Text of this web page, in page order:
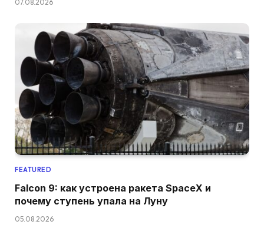
07.08.2026
FEATURED
Falcon 9: как устроена ракета SpaceX и
почему ступень упала на Луну
05.08.2026